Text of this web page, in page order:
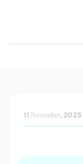
11 November, 2025